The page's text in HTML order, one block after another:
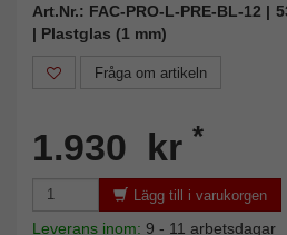
Art.Nr.: FAC-PRO-L-PRE-BL-12 |
| Plastglas (1 mm)
Fråga om artikeln
1.930 kr *
Lägg till i varukorgen
Leverans inom: 9 - 11 arbetsdagar